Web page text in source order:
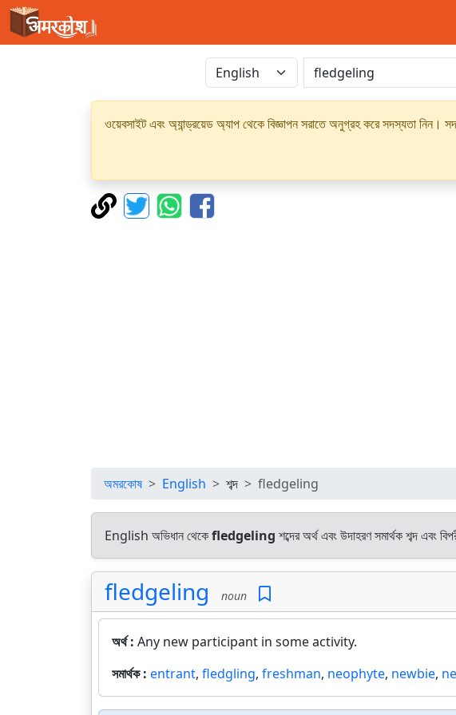
ওয়েবসাইট এবং অ্যান্ড্রয়েড অ্যাপ থেকে বিজ্ঞাপন সরাতে অনুগ্রহ করে সদস্যতা নিন।
অমরকোষ English শব্দ fledgeling
English অভিধান থেকেfledgeling শব্দের অর্থ এবং উদাহরণ সমার্থক শব্দ এবং
fledgeling noun
অর্থ : Any new participant in some activity.
সমার্থক : entrant, fledgling, freshman, neophyte, newbie,